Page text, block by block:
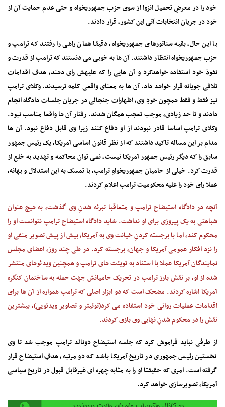
خود را در معرضِ تحمیل انزوا از سوی حزب جمهوریخواه و حتی عدم حمایت آن از
خود در جریان انتخابات آتی این کشور، قرار دادند.
با این حال، بقیه سناتورهای جمهوریخواه، دقیقا همان راهی را رفتند که ترامپ و
حزب جمهوریخواه انتظار داشتند. آن ها به خوبی می دنستند که ترامپ از قدرت و
نفوذ خود استفاده خواهدکرد و آن هایی را که علیهش رای دهند، هدف اقدامات
تلافی جویانه قرار خواهد داد. آن ها به معنای واقعی کلمه ترسیدند. وکلای ترامپ
نیز فقط و فقط همچون خودِ وی، اظهارات جنجالی در جریان جلسات دادگاه انجام
دادند و تا حد زیادی، موجب تعجب همگان شدند. رفتار آن ها واقعا مناسب نبود.
وکلای ترامپ اساسا قادر نبودند از او دفاع کنند زیرا وی قابل دفاع نبود. آن ها
مدام بر این مساله تاکید داشتند که از نظر قانون اساسی آمریکا، یک رئیس جمهور
سابق را که دیگر رئیس جمهور آمریکا نیست، نمی توان محاکمه و تهدید به خلع از
قدرت کرد. خیلی از حامیان جمهوریخواهِ ترامپ، با تمسک به این استدلال و بهانه،
عملا رای خود را علیه محکومیت ترامپ اعلام کردند.
آنچه در دادگاه استیضاح ترامپ و متعاقبا تبرئه شدنِ وی گذشت، به هیچ عنوان
شباهتی به یک پیروزی برای او نداشت. شاید دادگاه استیضاح ترامپ نتوانست او را
محکوم کند، اما با برجسته کردنِ خیانت وی به آمریکا، بیش از پیش تصویر منفی او
را نزد افکار عمومی آمریکا و جهان، برجسته کرد. در طی چند روز، اعضای مجلس
نمایندگان آمریکا عملا با استناد به تویئت های ترامپ و همچنین ویدئوهای منتشر
شده از او، بر نقش بارز ترامپ در تحریک حامیانش جهت حمله به ساختمان کنگره
آمریکا اشاره کردند. مضحک است که دو ابزار اصلی که ترامپ همواره از آن ها برای
اقدامات عملیات روانی خود استفاده می کرد(توئیتر و تصاویر ویدئویی)، بیشترین
نقش را در محکوم شدنِ نهایی وی بازی کردند.
از طرفی نباید فراموش کرد که جلسه استیضاح دونالد ترامپ موجب شد تا وی
نخستین رئیس جمهوری در تاریخ آمریکا باشد که دو مرتبه، هدفِ استیضاح قرار
گرفته است. امری که حقیقتا او را به مثابه چهره ای غیرقابل قبول در تاریخ سیاسی
آمریکا، تصویرسازی خواهد کرد.